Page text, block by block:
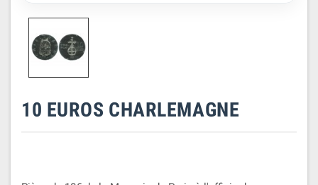
10 EUROS CHARLEMAGNE